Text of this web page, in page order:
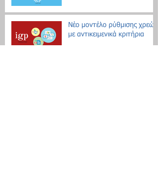
Νέο μοντέλο ρύθμισης χρεών
με αντικειμενικά κριτήρια